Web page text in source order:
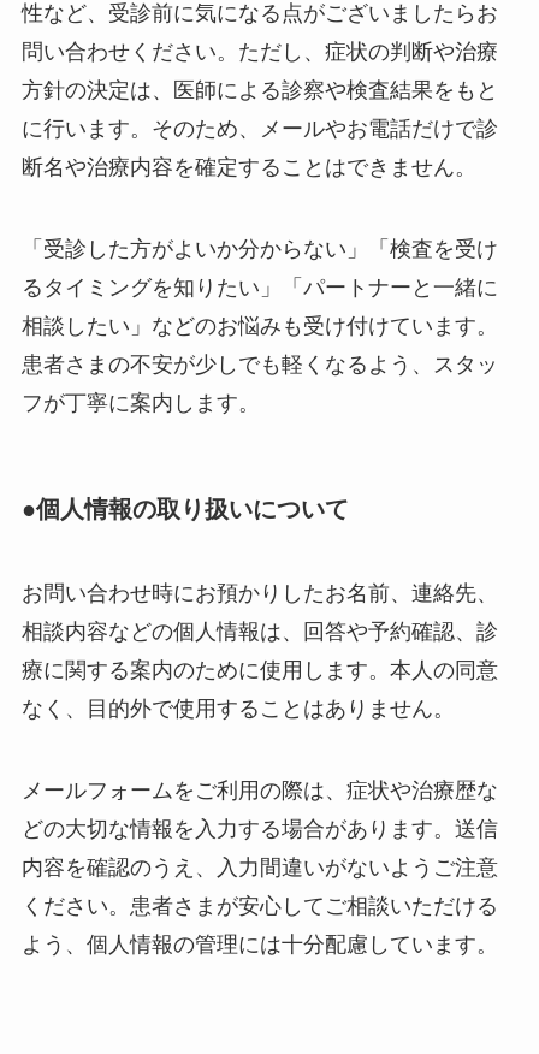
性など、受診前に気になる点がございましたらお
問い合わせください。ただし、症状の判断や治療
方針の決定は、医師による診察や検査結果をもと
に行います。そのため、メールやお電話だけで診
断名や治療内容を確定することはできません。
「受診した方がよいか分からない」「検査を受け
るタイミングを知りたい」「パートナーと一緒に
相談したい」などのお悩みも受け付けています。
患者さまの不安が少しでも軽くなるよう、スタッ
フが丁寧に案内します。
●個人情報の取り扱いについて
お問い合わせ時にお預かりしたお名前、連絡先、
相談内容などの個人情報は、回答や予約確認、診
療に関する案内のために使用します。本人の同意
なく、目的外で使用することはありません。
メールフォームをご利用の際は、症状や治療歴な
どの大切な情報を入力する場合があります。送信
内容を確認のうえ、入力間違いがないようご注意
ください。患者さまが安心してご相談いただける
よう、個人情報の管理には十分配慮しています。